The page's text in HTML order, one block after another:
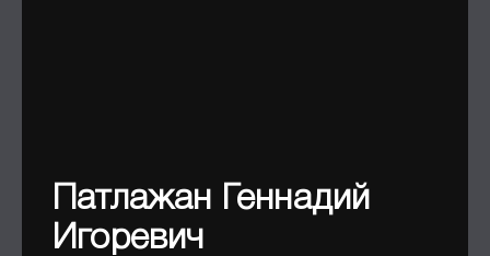
Патлажан Геннадий
Игоревич